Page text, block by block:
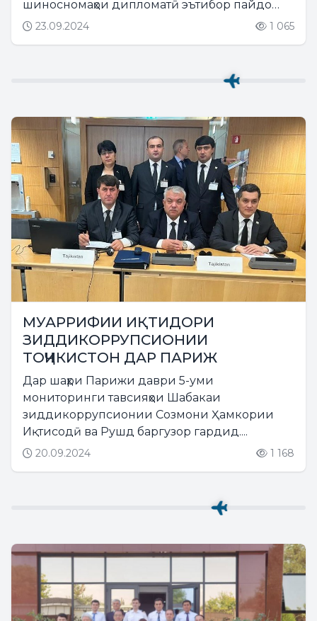
шиносномаҳои дипломатӣ эътибор пайдо
менамояд....
23.09.2024 1 065
МУАРРИФИИ ИҚТИДОРИ
ЗИДДИКОРРУПСИОНИИ
ТОҶИКИСТОН ДАР ПАРИЖ
Дар шаҳри Парижи даври 5-уми
мониторинги тавсияҳои Шабакаи
зиддикоррупсионии Созмони Ҳамкории
Иқтисодӣ ва Рушд баргузор гардид....
20.09.2024 1 168